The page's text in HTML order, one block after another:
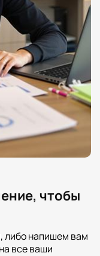
чтобы
либо напишем вам
все ваши